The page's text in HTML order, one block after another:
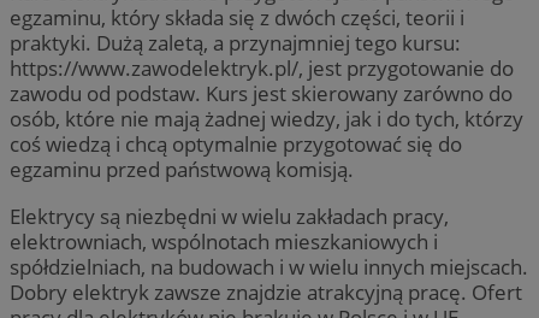
egzaminu, który składa się z dwóch części, teorii i
praktyki. Dużą zaletą, a przynajmniej tego kursu:
https://www.zawodelektryk.pl/, jest przygotowanie do
zawodu od podstaw. Kurs jest skierowany zarówno do
osób, które nie mają żadnej wiedzy, jak i do tych, którzy
coś wiedzą i chcą optymalnie przygotować się do
egzaminu przed państwową komisją.
Elektrycy są niezbędni w wielu zakładach pracy,
elektrowniach, wspólnotach mieszkaniowych i
spółdzielniach, na budowach i w wielu innych miejscach.
Dobry elektryk zawsze znajdzie atrakcyjną pracę. Ofert